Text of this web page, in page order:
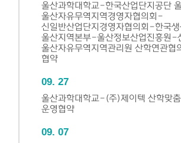
울산과학대학교-한국산업단지공단
울산자유무역지역경영자협의회-
신일반산업단지경영자협의회-한국생
울산지역본부-울산정보산업진흥원-
울산자유무역지역관리원 산학연관협
협약
09 27
울산과학대학교-(주)제이텍 산학맞
운영협약
09 07